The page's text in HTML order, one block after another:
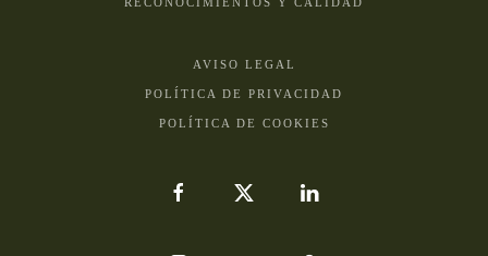
RECONOCIMIENTOS Y CALIDAD
AVISO LEGAL
POLÍTICA DE PRIVACIDAD
POLÍTICA DE COOKIES